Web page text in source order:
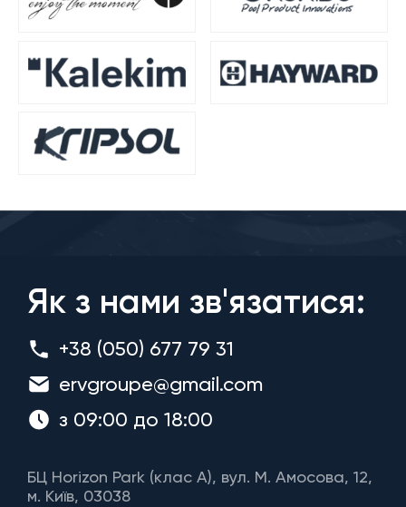
Як з нами зв'язатися:
+38 (050) 677 79 31
ervgroupe@gmail.com
з 09:00 до 18:00
БЦ Horizon Park (клас A), вул. М. Амосова, 12,
м. Київ, 03038